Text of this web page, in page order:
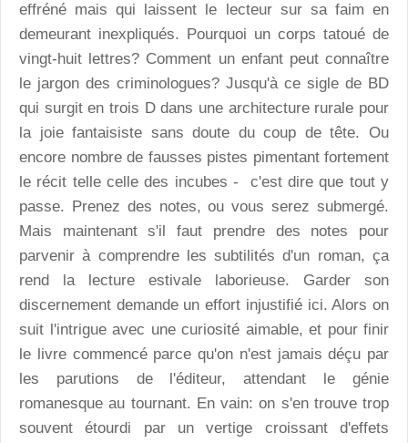
effréné mais qui laissent le lecteur sur sa faim en
demeurant inexpliqués. Pourquoi un corps tatoué de
vingt-huit lettres? Comment un enfant peut connaître
le jargon des criminologues? Jusqu'à ce sigle de BD
qui surgit en trois D dans une architecture rurale pour
la joie fantaisiste sans doute du coup de tête. Ou
encore nombre de fausses pistes pimentant fortement
le récit telle celle des incubes - c'est dire que tout y
passe. Prenez des notes, ou vous serez submergé.
Mais maintenant s'il faut prendre des notes pour
parvenir à comprendre les subtilités d'un roman, ça
rend la lecture estivale laborieuse. Garder son
discernement demande un effort injustifié ici. Alors on
suit l'intrigue avec une curiosité aimable, et pour finir
le livre commencé parce qu'on n'est jamais déçu par
les parutions de l'éditeur, attendant le génie
romanesque au tournant. En vain: on s'en trouve trop
souvent étourdi par un vertige croissant d'effets